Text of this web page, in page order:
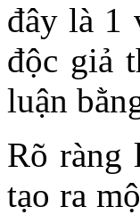
đây là 1
độc giả
luận
Rõ ràng
tạo ra